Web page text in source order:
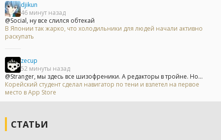
djikun
46 минут назад
@Social, ну все слился обтекай
В Японии так жарко, что холодильники для людей начали активно
раскупать
zecup
52 минуты назад
@Stranger, мы здесь все шизофреники. А редакторы в тройне. Но...
Корейский студент сделал навигатор по тени и взлетел на первое
место в App Store
СТАТЬИ